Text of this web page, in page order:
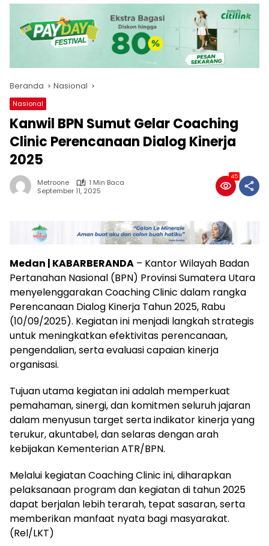
Beranda Nasional
Nasional
Kanwil BPN Sumut Gelar Coaching
Clinic Perencanaan Dialog Kinerja
2025
Metroone
1 Min Baca
September 11, 2025
45
Medan | KABARBERANDA – Kantor Wilayah Badan
Pertanahan Nasional (BPN) Provinsi Sumatera Utara
menyelenggarakan Coaching Clinic dalam rangka
Perencanaan Dialog Kinerja Tahun 2025, Rabu
(10/09/2025). Kegiatan ini menjadi langkah strategis
untuk meningkatkan efektivitas perencanaan,
pengendalian, serta evaluasi capaian kinerja
organisasi.
Tujuan utama kegiatan ini adalah memperkuat
pemahaman, sinergi, dan komitmen seluruh jajaran
dalam menyusun target serta indikator kinerja yang
terukur, akuntabel, dan selaras dengan arah
kebijakan Kementerian ATR/BPN.
Melalui kegiatan Coaching Clinic ini, diharapkan
pelaksanaan program dan kegiatan di tahun 2025
dapat berjalan lebih terarah, tepat sasaran, serta
memberikan manfaat nyata bagi masyarakat.
(Rel/LKT)